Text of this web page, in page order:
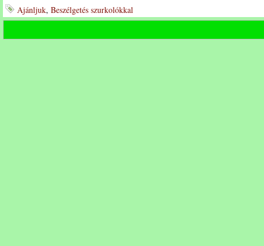
Ajánljuk, Beszélgetés szurkolókkal